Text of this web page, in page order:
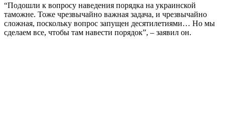
“Подошли к вопросу наведения порядка на украинской
таможне. Тоже чрезвычайно важная задача, и чрезвычайно
сложная, поскольку вопрос запущен десятилетиями… Но мы
сделаем все, чтобы там навести порядок”, – заявил он.